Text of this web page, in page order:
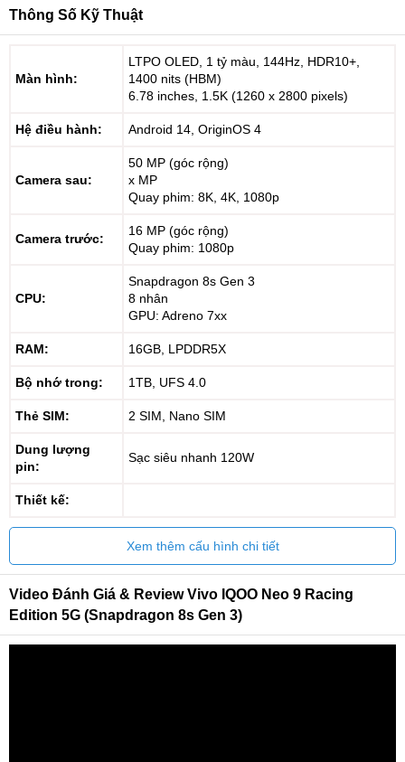
Thông Số Kỹ Thuật
Màn hình:
LTPO OLED, 1 tỷ màu, 144Hz, HDR10+,
1400 nits (HBM)
6.78 inches, 1.5K (1260 x 2800 pixels)
Hệ điều hành: Android 14, OriginOS 4
Camera sau:
50 MP (góc rộng)
x MP
Quay phim: 8K, 4K, 1080p
Camera trước:
16 MP (góc rộng)
Quay phim: 1080p
CPU:
Snapdragon 8s Gen 3
8 nhân
GPU: Adreno 7xx
RAM: 16GB, LPDDR5X
Bộ nhớ trong: 1TB, UFS 4.0
Thẻ SIM: 2 SIM, Nano SIM
Dung lượng
pin:
Sạc siêu nhanh 120W
Thiết kế:
Xem thêm cấu hình chi tiết
Video Đánh Giá & Review Vivo IQOO Neo 9 Racing
Edition 5G (Snapdragon 8s Gen 3)